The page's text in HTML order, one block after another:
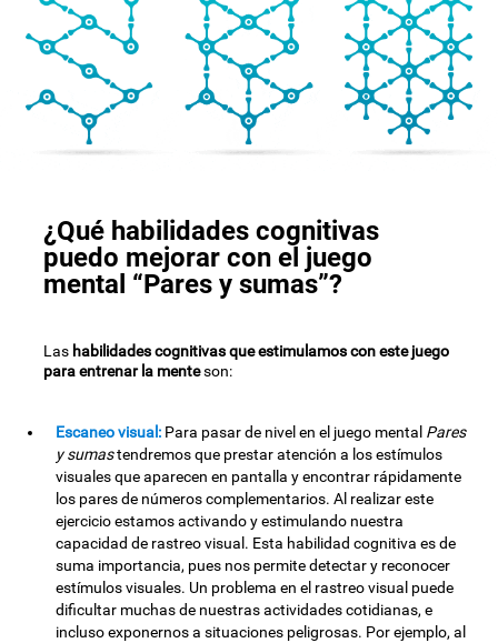
¿Qué habilidades cognitivas
puedo mejorar con el juego
mental “Pares y sumas”?
Las habilidades cognitivas que estimulamos con este juego
para entrenar la menteson:
Escaneo visual: Para pasar de nivel en el juego mental Pares
y sumastendremos que prestar atención a los estímulos
visuales que aparecen en pantalla y encontrar rápidamente
los pares de números complementarios. Al realizar este
ejercicio estamos activando y estimulando nuestra
capacidad de rastreo visual. Esta habilidad cognitiva es de
suma importancia, pues nos permite detectar y reconocer
estímulos visuales. Un problema en el rastreo visual puede
dificultar muchas de nuestras actividades cotidianas, e
incluso exponernos a situaciones peligrosas. Por ejemplo, al